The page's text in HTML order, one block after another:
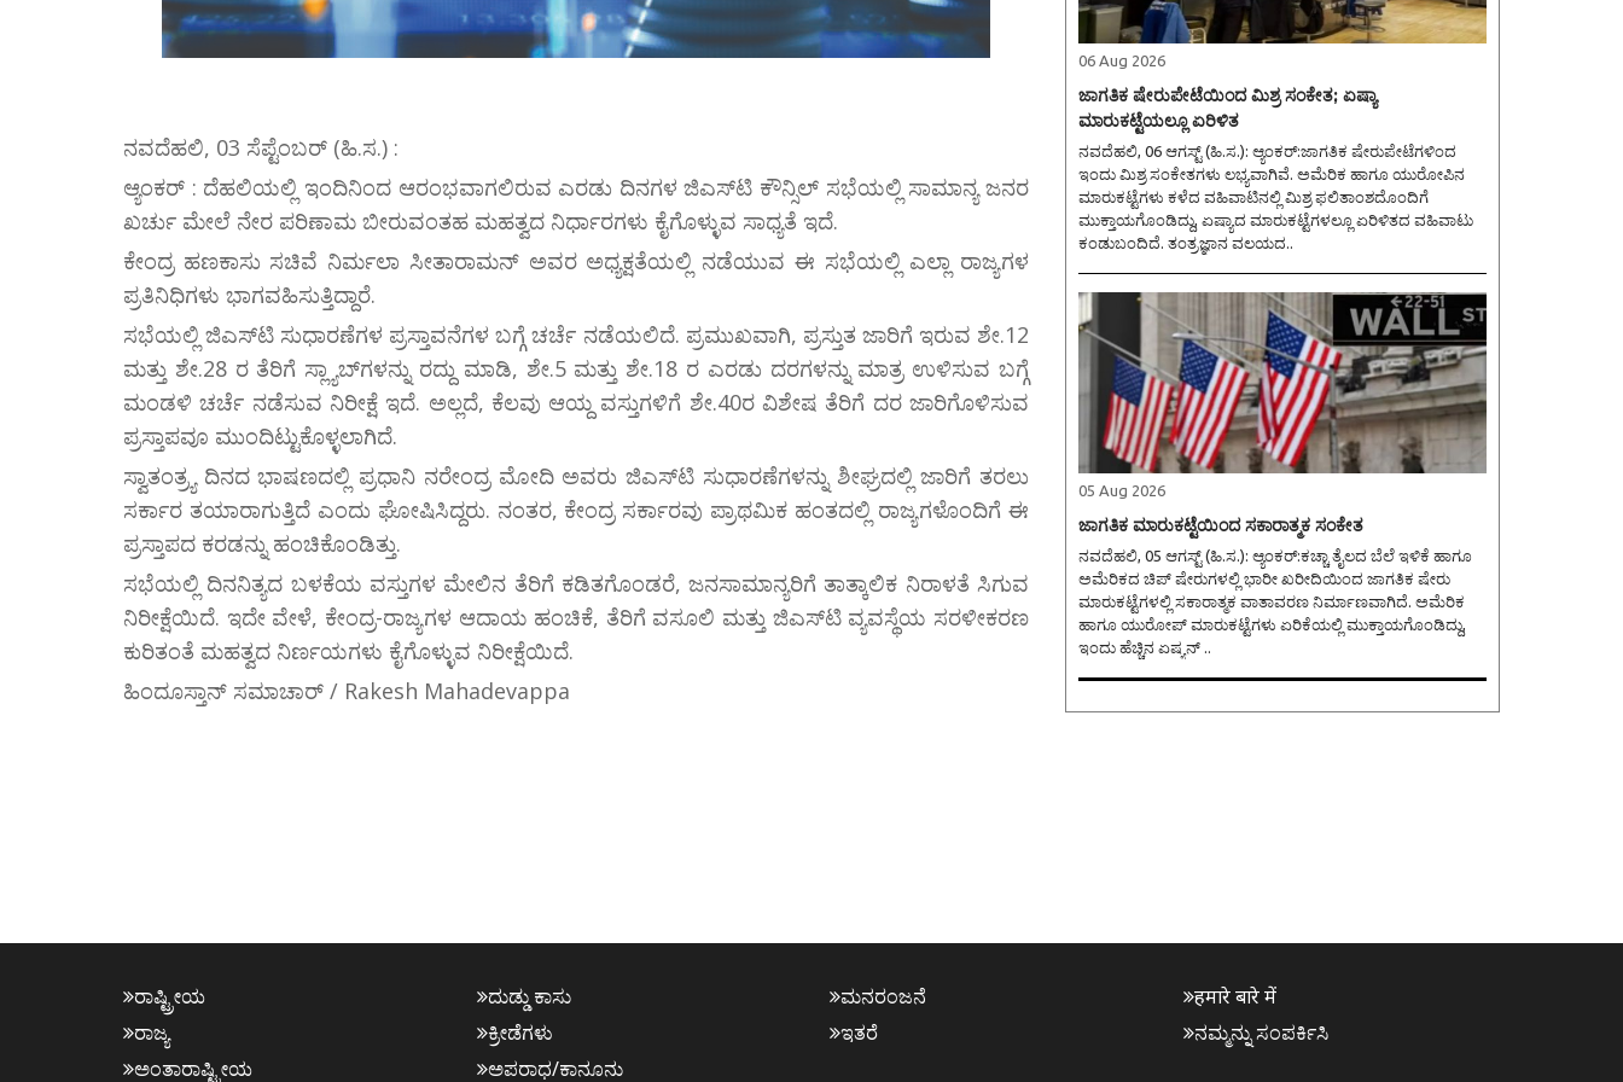
ನವದೆಹಲಿ, 03 ಸೆಪ್ಟೆಂಬರ್ (ಹಿ.ಸ.) :
ಆ್ಯಂಕರ್ : ದೆಹಲಿಯಲ್ಲಿ ಇಂದಿನಿಂದ ಆರಂಭವಾಗಲಿರುವ ಎರಡು ದಿನಗಳ ಜಿಎಸ್‌ಟಿ ಕೌನ್ಸಿಲ್ ಸಭೆಯಲ್ಲಿ ಸಾಮಾನ್ಯ ಜನರ
ಖರ್ಚು ಮೇಲೆ ನೇರ ಪರಿಣಾಮ ಬೀರುವಂತಹ ಮಹತ್ವದ ನಿರ್ಧಾರಗಳು ಕೈಗೊಳ್ಳುವ ಸಾಧ್ಯತೆ ಇದೆ.
ಕೇಂದ್ರ ಹಣಕಾಸು ಸಚಿವೆ ನಿರ್ಮಲಾ ಸೀತಾರಾಮನ್ ಅವರ ಅಧ್ಯಕ್ಷತೆಯಲ್ಲಿ ನಡೆಯುವ ಈ ಸಭೆಯಲ್ಲಿ ಎಲ್ಲಾ ರಾಜ್ಯಗಳ
ಪ್ರತಿನಿಧಿಗಳು ಭಾಗವಹಿಸುತ್ತಿದ್ದಾರೆ.
ಸಭೆಯಲ್ಲಿ ಜಿಎಸ್‌ಟಿ ಸುಧಾರಣೆಗಳ ಪ್ರಸ್ತಾವನೆಗಳ ಬಗ್ಗೆ ಚರ್ಚೆ ನಡೆಯಲಿದೆ. ಪ್ರಮುಖವಾಗಿ, ಪ್ರಸ್ತುತ ಜಾರಿಗೆ ಇರುವ ಶೇ.12
ಮತ್ತು ಶೇ.28 ರ ತೆರಿಗೆ ಸ್ಲ್ಯಾಬ್‌ಗಳನ್ನು ರದ್ದು ಮಾಡಿ, ಶೇ.5 ಮತ್ತು ಶೇ.18 ರ ಎರಡು ದರಗಳನ್ನು ಮಾತ್ರ ಉಳಿಸುವ ಬಗ್ಗೆ
ಮಂಡಳಿ ಚರ್ಚೆ ನಡೆಸುವ ನಿರೀಕ್ಷೆ ಇದೆ. ಅಲ್ಲದೆ, ಕೆಲವು ಆಯ್ದ ವಸ್ತುಗಳಿಗೆ ಶೇ.40ರ ವಿಶೇಷ ತೆರಿಗೆ ದರ ಜಾರಿಗೊಳಿಸುವ
ಪ್ರಸ್ತಾಪವೂ ಮುಂದಿಟ್ಟುಕೊಳ್ಳಲಾಗಿದೆ.
ಸ್ವಾತಂತ್ರ್ಯ ದಿನದ ಭಾಷಣದಲ್ಲಿ ಪ್ರಧಾನಿ ನರೇಂದ್ರ ಮೋದಿ ಅವರು ಜಿಎಸ್‌ಟಿ ಸುಧಾರಣೆಗಳನ್ನು ಶೀಘ್ರದಲ್ಲಿ ಜಾರಿಗೆ ತರಲು
ಸರ್ಕಾರ ತಯಾರಾಗುತ್ತಿದೆ ಎಂದು ಘೋಷಿಸಿದ್ದರು. ನಂತರ, ಕೇಂದ್ರ ಸರ್ಕಾರವು ಪ್ರಾಥಮಿಕ ಹಂತದಲ್ಲಿ ರಾಜ್ಯಗಳೊಂದಿಗೆ ಈ
ಪ್ರಸ್ತಾಪದ ಕರಡನ್ನು ಹಂಚಿಕೊಂಡಿತ್ತು.
ಸಭೆಯಲ್ಲಿ ದಿನನಿತ್ಯದ ಬಳಕೆಯ ವಸ್ತುಗಳ ಮೇಲಿನ ತೆರಿಗೆ ಕಡಿತಗೊಂಡರೆ, ಜನಸಾಮಾನ್ಯರಿಗೆ ತಾತ್ಕಾಲಿಕ ನಿರಾಳತೆ ಸಿಗುವ
ನಿರೀಕ್ಷೆಯಿದೆ. ಇದೇ ವೇಳೆ, ಕೇಂದ್ರ-ರಾಜ್ಯಗಳ ಆದಾಯ ಹಂಚಿಕೆ, ತೆರಿಗೆ ವಸೂಲಿ ಮತ್ತು ಜಿಎಸ್‌ಟಿ ವ್ಯವಸ್ಥೆಯ ಸರಳೀಕರಣ
ಕುರಿತಂತೆ ಮಹತ್ವದ ನಿರ್ಣಯಗಳು ಕೈಗೊಳ್ಳುವ ನಿರೀಕ್ಷೆಯಿದೆ.
ಹಿಂದೂಸ್ತಾನ್ ಸಮಾಚಾರ್ / Rakesh Mahadevappa
06 Aug 2026
ಜಾಗತಿಕ ಷೇರುಪೇಟೆಯಿಂದ ಮಿಶ್ರ ಸಂಕೇತ; ಏಷ್ಯಾ
ಮಾರುಕಟ್ಟೆಯಲ್ಲೂ ಏರಿಳಿತ
ನವದೆಹಲಿ, 06 ಆಗಸ್ಟ್ (ಹಿ.ಸ.): ಆ್ಯಂಕರ್:ಜಾಗತಿಕ ಷೇರುಪೇಟೆಗಳಿಂದ
ಇಂದು ಮಿಶ್ರ ಸಂಕೇತಗಳು ಲಭ್ಯವಾಗಿವೆ. ಅಮೆರಿಕ ಹಾಗೂ ಯುರೋಪಿನ
ಮಾರುಕಟ್ಟೆಗಳು ಕಳೆದ ವಹಿವಾಟಿನಲ್ಲಿ ಮಿಶ್ರ ಫಲಿತಾಂಶದೊಂದಿಗೆ
ಮುಕ್ತಾಯಗೊಂಡಿದ್ದು, ಏಷ್ಯಾದ ಮಾರುಕಟ್ಟೆಗಳಲ್ಲೂ ಏರಿಳಿತದ ವಹಿವಾಟು
ಕಂಡುಬಂದಿದೆ. ತಂತ್ರಜ್ಞಾನ ವಲಯದ..
05 Aug 2026
ಜಾಗತಿಕ ಮಾರುಕಟ್ಟೆಯಿಂದ ಸಕಾರಾತ್ಮಕ ಸಂಕೇತ
ನವದೆಹಲಿ, 05 ಆಗಸ್ಟ್ (ಹಿ.ಸ.): ಆ್ಯಂಕರ್:ಕಚ್ಚಾ ತೈಲದ ಬೆಲೆ ಇಳಿಕೆ ಹಾಗೂ
ಅಮೆರಿಕದ ಚಿಪ್ ಷೇರುಗಳಲ್ಲಿ ಭಾರೀ ಖರೀದಿಯಿಂದ ಜಾಗತಿಕ ಷೇರು
ಮಾರುಕಟ್ಟೆಗಳಲ್ಲಿ ಸಕಾರಾತ್ಮಕ ವಾತಾವರಣ ನಿರ್ಮಾಣವಾಗಿದೆ. ಅಮೆರಿಕ
ಹಾಗೂ ಯುರೋಪ್ ಮಾರುಕಟ್ಟೆಗಳು ಏರಿಕೆಯಲ್ಲಿ ಮುಕ್ತಾಯಗೊಂಡಿದ್ದು,
ಇಂದು ಹೆಚ್ಚಿನ ಏಷ್ಯನ್ ..
ರಾಷ್ಟ್ರೀಯ
ರಾಜ್ಯ
ಅಂತಾರಾಷ್ಟ್ರೀಯ
ದುಡ್ಡು ಕಾಸು
ಕ್ರೀಡೆಗಳು
ಅಪರಾಧ/ಕಾನೂನು
ಮನರಂಜನೆ
ಇತರೆ
हमारे बारे में
ನಮ್ಮನ್ನು ಸಂಪರ್ಕಿಸಿ